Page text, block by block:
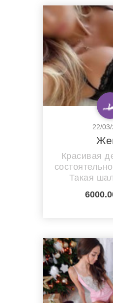
22/03/
Красивая
Такая
любого!
бестия, с
Звони или
любой